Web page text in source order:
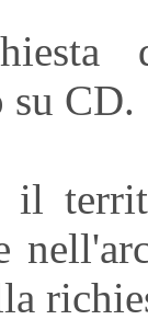
su CD.
il